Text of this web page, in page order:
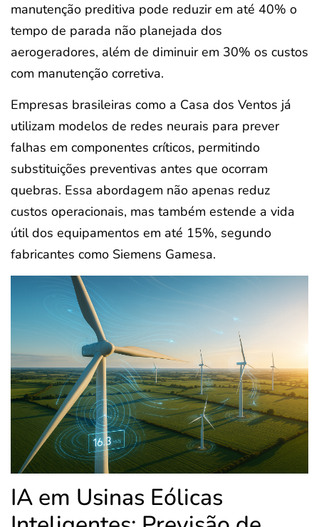
manutenção preditiva pode reduzir em até 40% o
tempo de parada não planejada dos
aerogeradores, além de diminuir em 30% os custos
com manutenção corretiva.
Empresas brasileiras como a Casa dos Ventos já
utilizam modelos de redes neurais para prever
falhas em componentes críticos, permitindo
substituições preventivas antes que ocorram
quebras. Essa abordagem não apenas reduz
custos operacionais, mas também estende a vida
útil dos equipamentos em até 15%, segundo
fabricantes como Siemens Gamesa.
IA em Usinas Eólicas